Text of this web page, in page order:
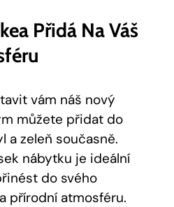
Přidá Na Váš
vám náš nový
můžete přidat do
a zeleň současně.
nábytku je ideální
do svého
přírodní atmosféru.